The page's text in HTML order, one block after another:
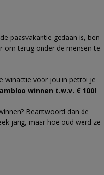
paasvakantie gedaan is, ben
om terug onder de mensen te
winactie voor jou in petto! Je
winnen t.w.v. € 100!
Beantwoord dan de
jarig, maar hoe oud werd ze